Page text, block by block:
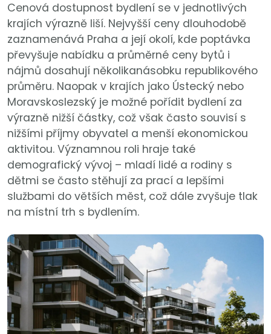
Cenová dostupnost bydlení se v jednotlivých
krajích výrazně liší. Nejvyšší ceny dlouhodobě
zaznamenává Praha a její okolí, kde poptávka
převyšuje nabídku a průměrné ceny bytů i
nájmů dosahují několikanásobku republikového
průměru. Naopak v krajích jako Ústecký nebo
Moravskoslezský je možné pořídit bydlení za
výrazně nižší částky, což však často souvisí s
nižšími příjmy obyvatel a menší ekonomickou
aktivitou. Významnou roli hraje také
demografický vývoj – mladí lidé a rodiny s
dětmi se často stěhují za prací a lepšími
službami do větších měst, což dále zvyšuje tlak
na místní trh s bydlením.